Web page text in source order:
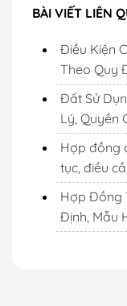
BÀI VIẾT LIÊN
Điều Kiện
Theo Quy
Đất Sử
Lý, Quyền
Hợp đồng
tục, điều
Hợp Đồng
Định, Mẫu